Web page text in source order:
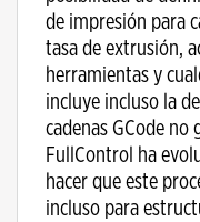
de impresión para
tasa de extrusión,
herramientas y
incluye incluso la
cadenas GCode no
FullControl ha
hacer que este
incluso para